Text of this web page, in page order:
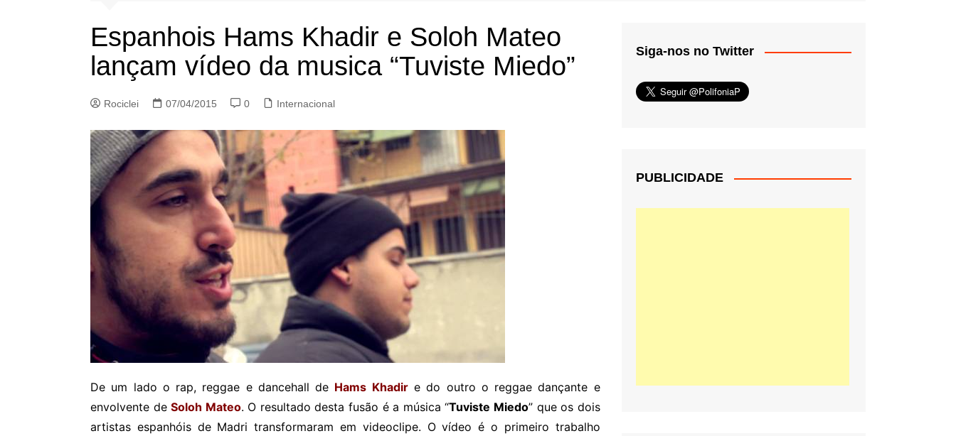
Espanhois Hams Khadir e Soloh Mateo
lançam vídeo da musica “Tuviste Miedo”
Rociclei 07/04/2015 0 Internacional
De um lado o rap, reggae e dancehall de Hams Khadire do outro o reggae dançante e
envolvente deSoloh Mateo. O resultado desta fusão é a música “Tuviste Miedo” que os dois
artistas espanhóis de Madri transformaram em videoclipe. O vídeo é o primeiro trabalho
Siga-nos no Twitter
PUBLICIDADE